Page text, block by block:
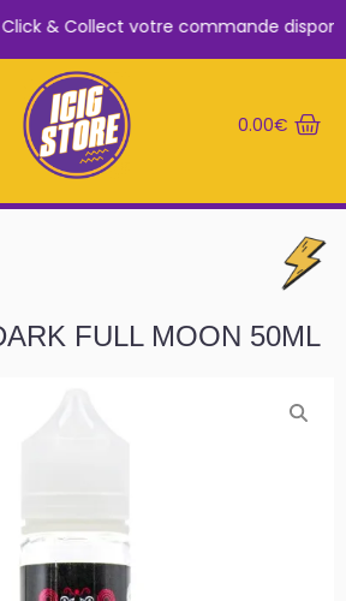
& Collect votre commande
0.00€
FULL MOON 50ML